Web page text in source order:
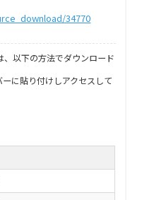
34770
以下の方法でダウンロード
に貼り付けしアクセスして